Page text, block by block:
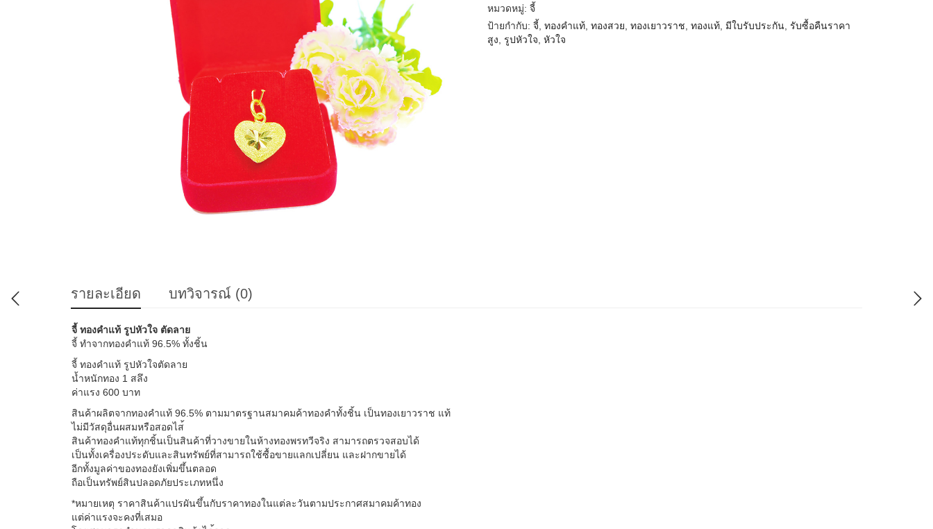
หมวดหมู่: จี้
ป้ายกำกับ: จี้ ทองคำแท้ ทองสวย ทองเยาวราช ทองแท้ มีใบรับประกัน รับซื้อคืนราคา
สูง รูปหัวใจ หัวใจ
รายละเอียด บทวิจารณ์ (0)
จี้ ทองคำแท้ รูปหัวใจ ตัดลาย
จี้ ทำจากทองคำแท้ 96.5% ทั้งชิ้น
จี้ ทองคำแท้ รูปหัวใจตัดลาย
น้ำหนักทอง 1 สลึง
ค่าแรง 600 บาท
สินค้าผลิตจากทองคำแท้ 96.5% ตามมาตรฐานสมาคมค้าทองคำทั้งชิ้น เป็นทองเยาวราช แท้
ไม่มีวัสดุอื่นผสมหรือสอดไส
สินค้าทองคำแท้ทุกชิ้นเป็นสินค้าที่วางขายในห้างทองพรทวีจริง สามารถตรวจสอบได้
เป็นทั้งเครื่องประดับและสินทรัพย์ที่สามารถใช้ซื้อขายแลกเปลี่ยน และฝากขายได้
อีกทั้งมูลค่าของทองยังเพิ่มขึ้นตลอด
ถือเป็นทรัพย์สินปลอดภัยประเภทหนึ่ง
*หมายเหตุ ราคาสินค้าแปรผันขึ้นกับราคาทองในแต่ละวันตามประกาศสมาคมค้าทอง
แต่ค่าแรงจะคงที่เสมอ